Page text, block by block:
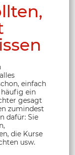
einfach
ein
gesagt
zumindest
dafür: Sie
die Kurse
usw.